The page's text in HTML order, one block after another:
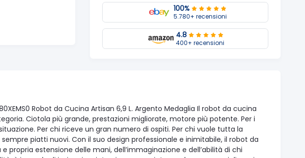
100%
5.780+ recensioni
4.8
400+ recensioni
Robot da Cucina Artisan 6,9 L. Argento Medaglia Il robot da cucina
Ciotola più grande, prestazioni migliorate, motore più potente. Per i
Per chi riceve un gran numero di ospiti. Per chi vuole tutta la
piatti nuovi. Con il suo design professionale e inimitabile, il robot da
propria estensione delle mani, dell’immaginazione e dell’abilità di chi